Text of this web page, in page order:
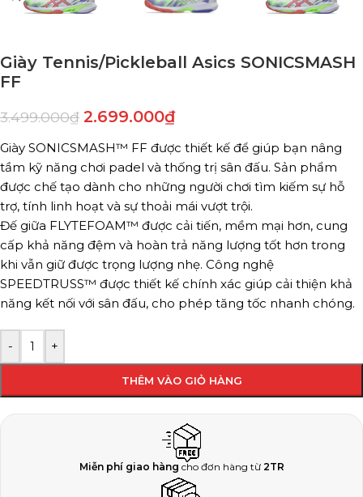
Giày Tennis/Pickleball Asics SONICSMASH
FF
3.499.000₫ 2.699.000₫
Giày SONICSMASH™ FF được thiết kế để giúp bạn nâng
tầm kỹ năng chơi padel và thống trị sân đấu. Sản phẩm
được chế tạo dành cho những người chơi tìm kiếm sự hỗ
trợ, tính linh hoạt và sự thoải mái vượt trội.
Đế giữa FLYTEFOAM™ được cải tiến, mềm mại hơn, cung
cấp khả năng đệm và hoàn trả năng lượng tốt hơn trong
khi vẫn giữ được trọng lượng nhẹ. Công nghệ
SPEEDTRUSS™ được thiết kế chính xác giúp cải thiện khả
năng kết nối với sân đấu, cho phép tăng tốc nhanh chóng.
- +
THÊM VÀO GIỎ HÀNG
Miễn phí giao hàng cho đơn hàng từ 2TR